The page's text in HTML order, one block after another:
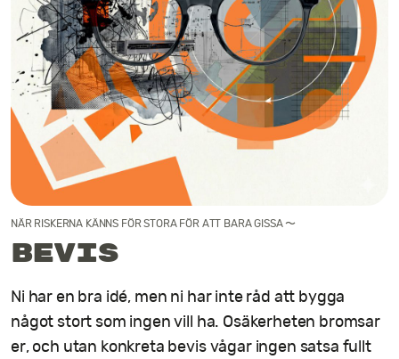
Artiklar
Filosofi
Kontakt
NÄR RISKERNA KÄNNS FÖR STORA FÖR ATT BARA GISSA 〜
Bevis
Ni har en bra idé, men ni har inte råd att bygga
något stort som ingen vill ha. Osäkerheten bromsar
er, och utan konkreta bevis vågar ingen satsa fullt